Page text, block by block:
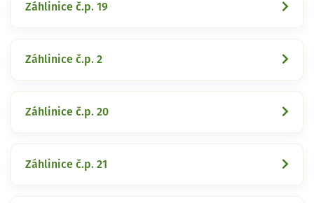
Záhlinice č.p. 19
Záhlinice č.p. 2
Záhlinice č.p. 20
Záhlinice č.p. 21